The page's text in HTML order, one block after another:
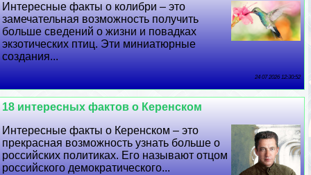
Интересные факты о колибри – это
замечательная возможность получить
больше сведений о жизни и повадках
экзотических птиц. Эти миниатюрные
создания...
24 07 2026 12:30:52
18 интересных фактов о Керенском
Интересные факты о Керенском – это
прекрасная возможность узнать больше о
российских политиках. Его называют отцом
российского демократического...